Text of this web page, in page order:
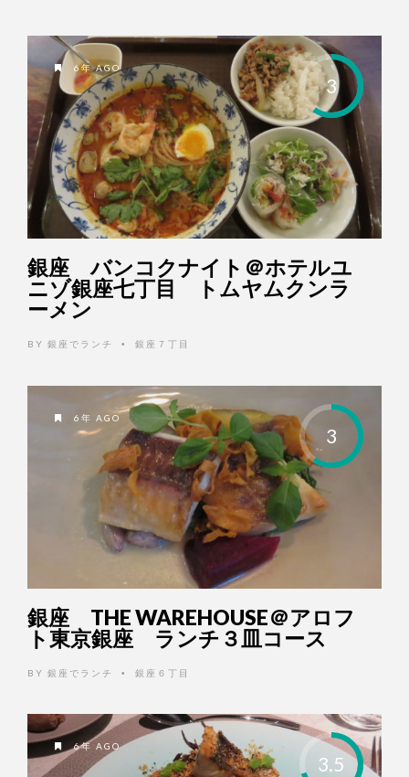
3
6年 AGO
銀座 バンコクナイト＠ホテルユ
ニゾ銀座七丁目 トムヤムクンラ
ーメン
BY 銀座でランチ • 銀座７丁目
3
6年 AGO
銀座 THE WAREHOUSE＠アロフ
ト東京銀座 ランチ３皿コース
BY 銀座でランチ • 銀座６丁目
3.5
6年 AGO